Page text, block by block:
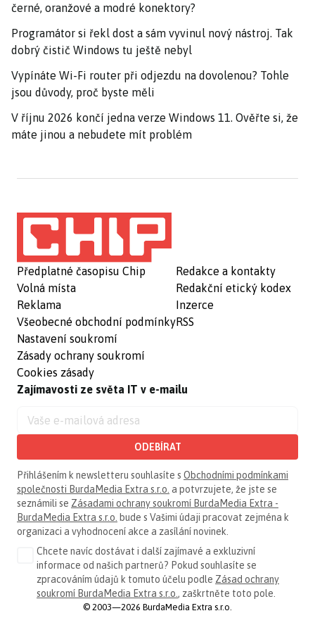
černé, oranžové a modré konektory?
Programátor si řekl dost a sám vyvinul nový nástroj. Tak
dobrý čistič Windows tu ještě nebyl
Vypínáte Wi-Fi router při odjezdu na dovolenou? Tohle
jsou důvody, proč byste měli
V říjnu 2026 končí jedna verze Windows 11. Ověřte si, že
máte jinou a nebudete mít problém
Předplatné časopisu Chip
Volná místa
Reklama
Všeobecné obchodní podmínky
Nastavení soukromí
Zásady ochrany soukromí
Cookies zásady
Redakce a kontakty
Redakční etický kodex
Inzerce
RSS
Zajímavosti ze světa IT v e-mailu
ODEBÍRAT
Přihlášením k newsletteru souhlasíte s Obchodními podmínkami
společnosti BurdaMedia Extra s.r.o. a potvrzujete, že jste se
seznámili se Zásadami ochrany soukromí BurdaMedia Extra -
BurdaMedia Extra s.r.o. bude s Vašimi údaji pracovat zejména k
organizaci a vyhodnocení akce a zasílání novinek.
Chcete navíc dostávat i další zajímavé a exkluzivní
informace od našich partnerů? Pokud souhlasíte se
zpracováním údajů k tomuto účelu podle Zásad ochrany
soukromí BurdaMedia Extra s.r.o. , zaškrtněte toto pole.
© 2003—2026 BurdaMedia Extra s.r.o.